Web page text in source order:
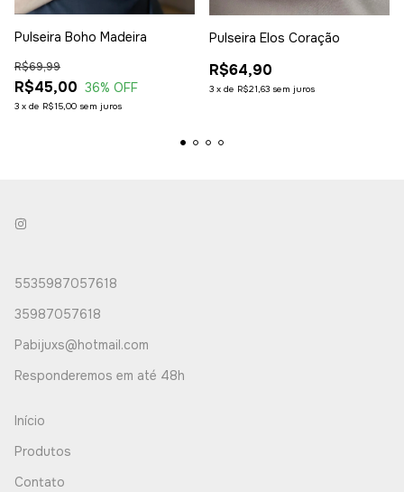
Pulseira Boho Madeira
R$45,00
R$69,99
36% OFF
3 x de R$15,00 sem juros
Pulseira Elos Coração
R$64,90
3 x de R$21,63 sem juros
5535987057618
35987057618
Pabijuxs@hotmail.com
Responderemos em até 48h
Início
Produtos
Contato